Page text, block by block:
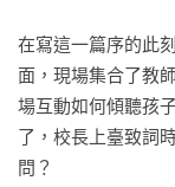
在寫這一篇序的此
面，現場集合了教
場互動如何傾聽孩
了，校長上臺致詞
問？